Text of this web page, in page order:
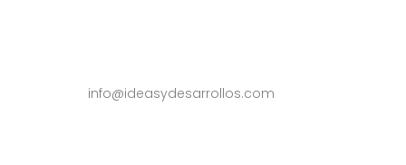
info@ideasydesarrollos.com